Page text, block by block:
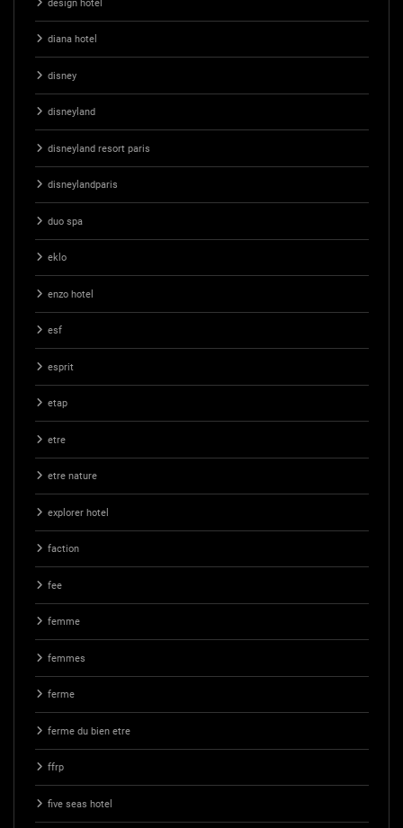
design hotel
diana hotel
disney
disneyland
disneyland resort paris
disneylandparis
duo spa
eklo
enzo hotel
esf
esprit
etap
etre
etre nature
explorer hotel
faction
fee
femme
femmes
ferme
ferme du bien etre
ffrp
five seas hotel